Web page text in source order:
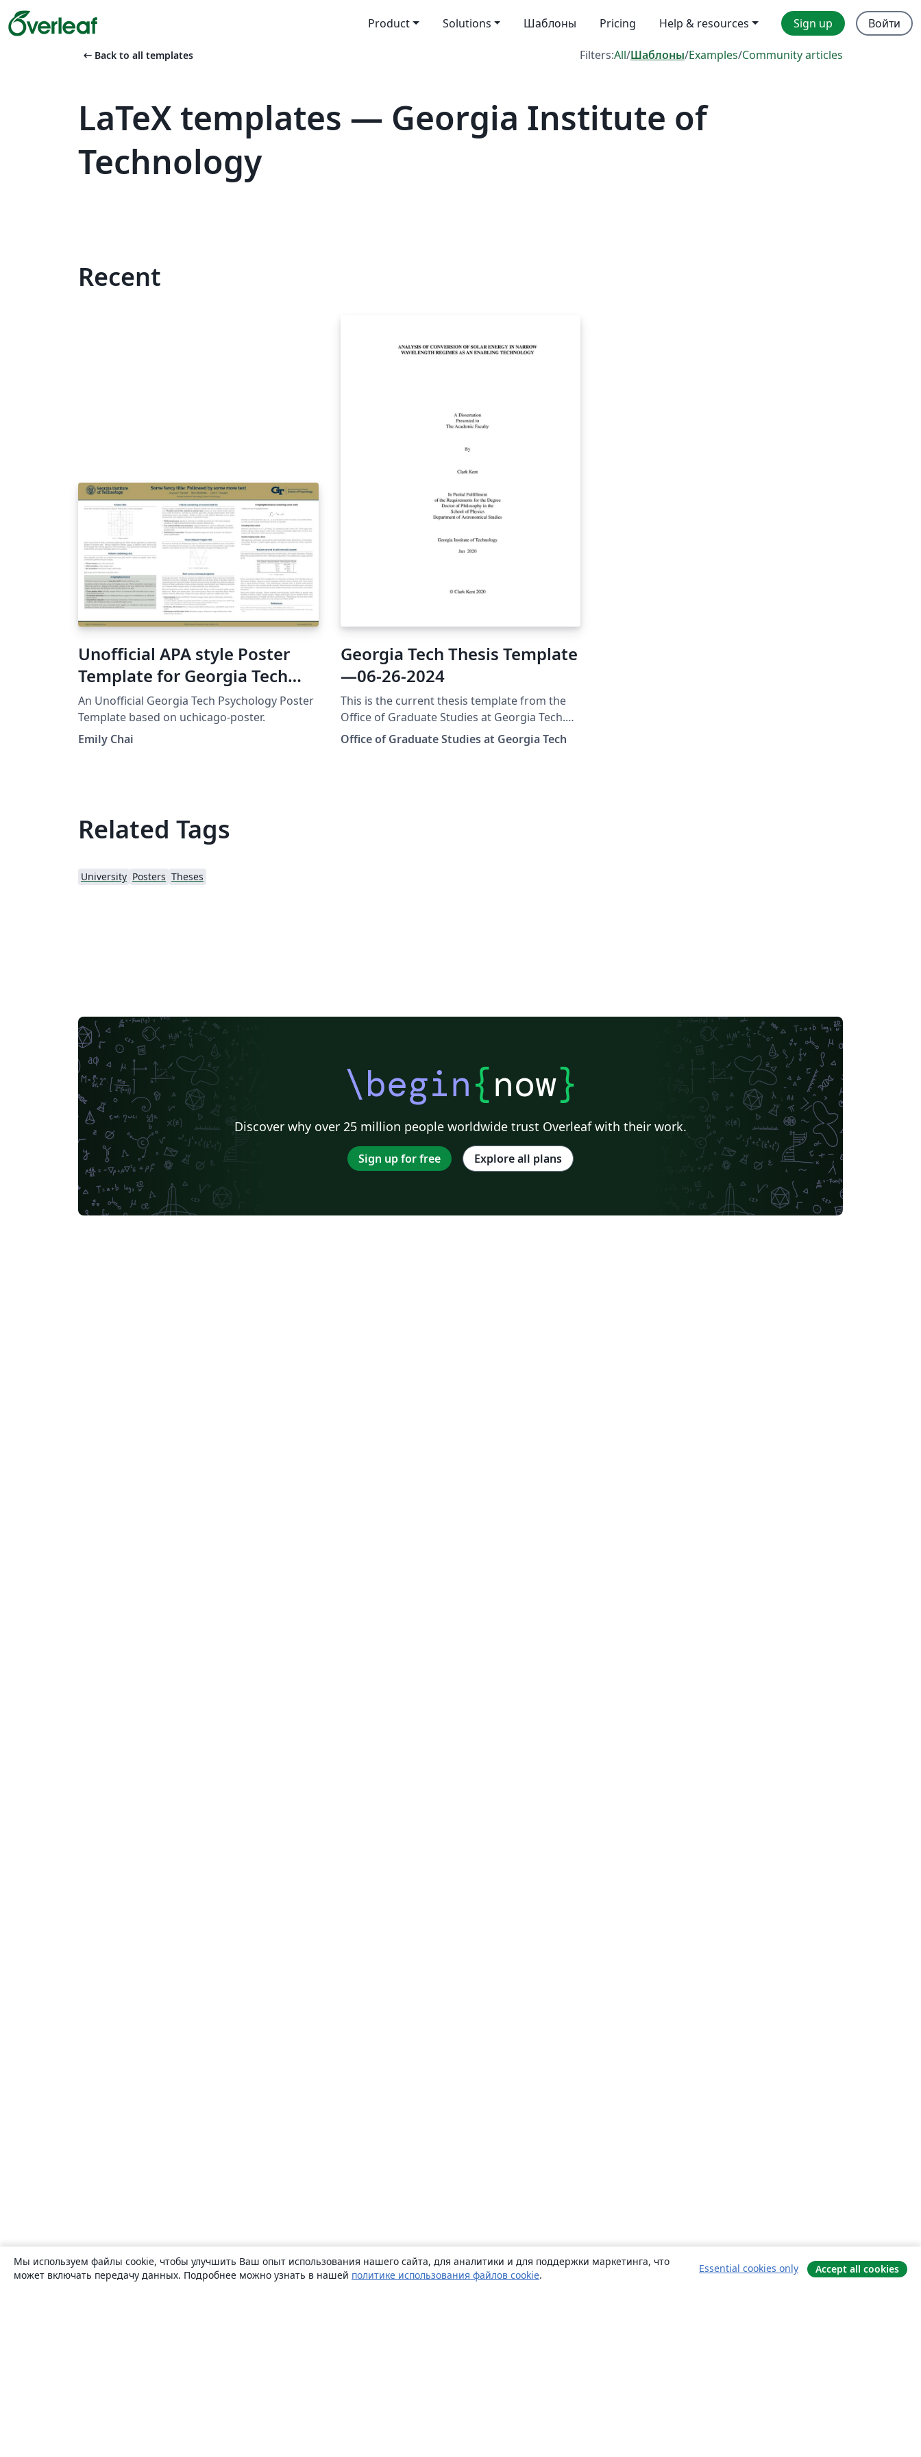
Product Solutions Шаблоны Pricing Help & resources Sign up Войти
arrow_left_alt Back to all templates Filters:All/Шаблоны/Examples/Community articles
LaTeX templates — Georgia Institute of
Technology
Recent
Unofficial APA style Poster
Template for Georgia Tech
Psychology
An Unofficial Georgia Tech Psychology Poster
Template based on uchicago-poster.
Emily Chai
Georgia Tech Thesis Template
—06-26-2024
This is the current thesis template from the
Office of Graduate Studies at Georgia Tech.
This template was updated in June of 2024.
Office of Graduate Studies at Georgia Tech
Related Tags
University Posters Theses
\begin{now}
Discover why over 25 million people worldwide trust Overleaf with their work.
Sign up for free Explore all plans
Мы используем файлы cookie, чтобы улучшить Ваш опыт использования нашего сайта, для аналитики и для поддержки маркетинга, что
может включать передачу данных. Подробнее можно узнать в нашей политике использования файлов cookie.
Essential cookies only Accept all cookies